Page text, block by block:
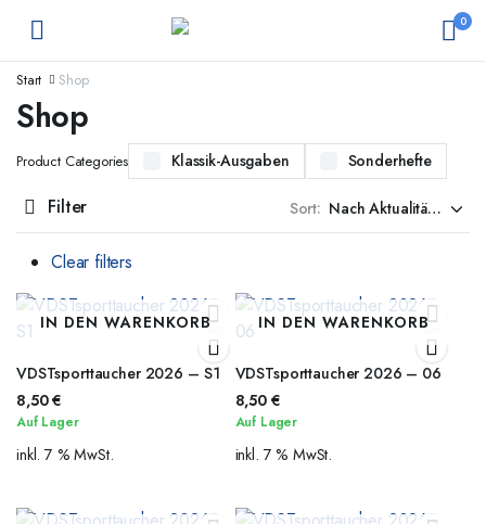
0
Start Shop
Shop
Product Categories Klassik-Ausgaben Sonderhefte
Filter Sort:
Clear filters
IN DEN WARENKORB
VDSTsporttaucher 2026 – S1
8,50€
Auf Lager
inkl. 7 % MwSt.
IN DEN WARENKORB
VDSTsporttaucher 2026 – 06
8,50 €
Auf Lager
inkl. 7 % MwSt.